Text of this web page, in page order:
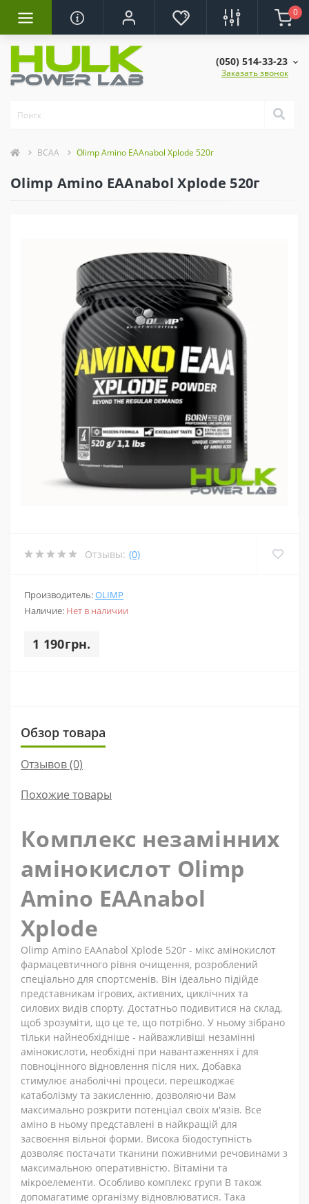
0
(050) 514-33-23
Заказать звонок
BCAA Olimp Amino EAAnabol Xplode 520г
Olimp Amino EAAnabol Xplode 520г
Отзывы: (0)
Производитель:OLIMP
Наличие: Нет в наличии
1 190грн.
Обзор товара
Отзывов (0)
Похожие товары
Комплекс незамінних
амінокислот Olimp
Amino EAAnabol
Xplode
Olimp Amino EAAnabol Xplode 520г - мікс амінокислот
фармацевтичного рівня очищення, розроблений
спеціально для спортсменів. Він ідеально підійде
представникам ігрових, активних, циклічних та
силових видів спорту. Достатньо подивитися на склад,
щоб зрозуміти, що це те, що потрібно. У ньому зібрано
тільки найнеобхідніше - найважливіші незамінні
амінокислоти, необхідні при навантаженнях і для
повноцінного відновлення після них. Добавка
стимулює анаболічні процеси, перешкоджає
катаболізму та закисленню, дозволяючи Вам
максимально розкрити потенціал своїх м'язів. Все
аміно в ньому представлені в найкращій для
засвоєння вільної форми. Висока біодоступність
дозволяє постачати тканини поживними речовинами з
максимальною оперативністю. Вітаміни та
мікроелементи. Особливо комплекс групи B також
допомагатиме організму відновлюватися. Така